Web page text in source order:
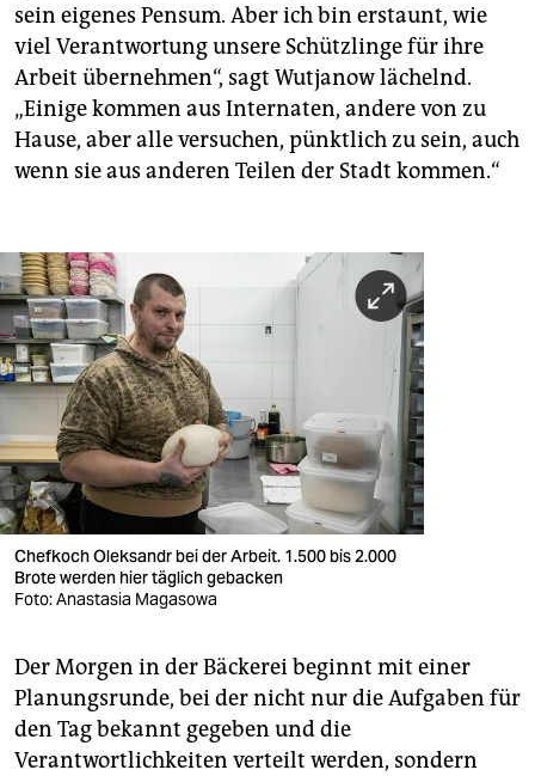
sein eigenes Pensum. Aber ich bin erstaunt, wie
viel Verantwortung unsere Schützlinge für ihre
Arbeit übernehmen“, sagt Wutjanow lächelnd.
„Einige kommen aus Internaten, andere von zu
Hause, aber alle versuchen, pünktlich zu sein, auch
wenn sie aus anderen Teilen der Stadt kommen.“
Chefkoch Oleksandr bei der Arbeit. 1.500 bis 2.000
Brote werden hier täglich gebacken
Foto: Anastasia Magasowa
Der Morgen in der Bäckerei beginnt mit einer
Planungsrunde, bei der nicht nur die Aufgaben für
den Tag bekannt gegeben und die
Verantwortlichkeiten verteilt werden, sondern